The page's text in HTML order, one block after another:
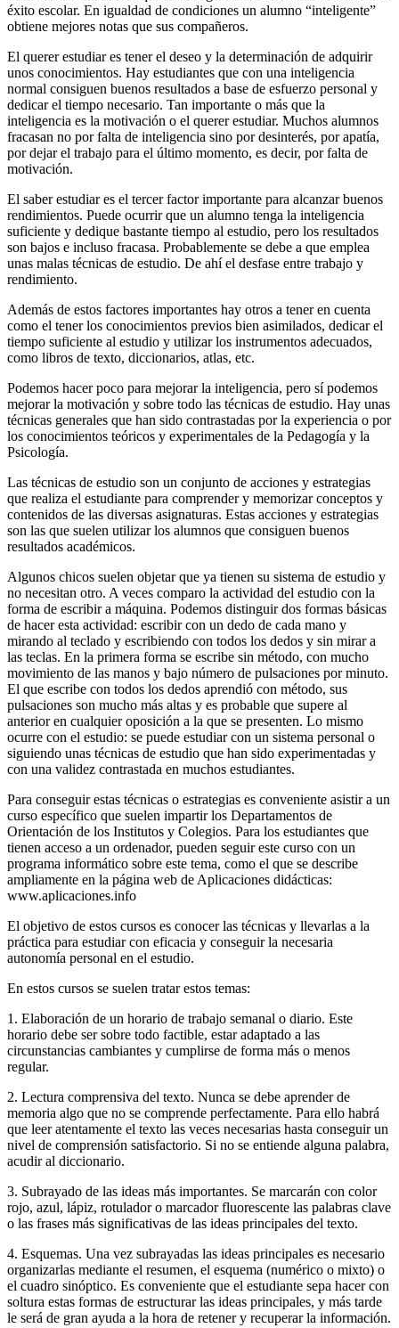
éxito escolar. En igualdad de condiciones un alumno “inteligente”
obtiene mejores notas que sus compañeros.
El querer estudiar es tener el deseo y la determinación de adquirir
unos conocimientos. Hay estudiantes que con una inteligencia
normal consiguen buenos resultados a base de esfuerzo personal y
dedicar el tiempo necesario. Tan importante o más que la
inteligencia es la motivación o el querer estudiar. Muchos alumnos
fracasan no por falta de inteligencia sino por desinterés, por apatía,
por dejar el trabajo para el último momento, es decir, por falta de
motivación.
El saber estudiar es el tercer factor importante para alcanzar buenos
rendimientos. Puede ocurrir que un alumno tenga la inteligencia
suficiente y dedique bastante tiempo al estudio, pero los resultados
son bajos e incluso fracasa. Probablemente se debe a que emplea
unas malas técnicas de estudio. De ahí el desfase entre trabajo y
rendimiento.
Además de estos factores importantes hay otros a tener en cuenta
como el tener los conocimientos previos bien asimilados, dedicar el
tiempo suficiente al estudio y utilizar los instrumentos adecuados,
como libros de texto, diccionarios, atlas, etc.
Podemos hacer poco para mejorar la inteligencia, pero sí podemos
mejorar la motivación y sobre todo las técnicas de estudio. Hay unas
técnicas generales que han sido contrastadas por la experiencia o por
los conocimientos teóricos y experimentales de la Pedagogía y la
Psicología.
Las técnicas de estudio son un conjunto de acciones y estrategias
que realiza el estudiante para comprender y memorizar conceptos y
contenidos de las diversas asignaturas. Estas acciones y estrategias
son las que suelen utilizar los alumnos que consiguen buenos
resultados académicos.
Algunos chicos suelen objetar que ya tienen su sistema de estudio y
no necesitan otro. A veces comparo la actividad del estudio con la
forma de escribir a máquina. Podemos distinguir dos formas básicas
de hacer esta actividad: escribir con un dedo de cada mano y
mirando al teclado y escribiendo con todos los dedos y sin mirar a
las teclas. En la primera forma se escribe sin método, con mucho
movimiento de las manos y bajo número de pulsaciones por minuto.
El que escribe con todos los dedos aprendió con método, sus
pulsaciones son mucho más altas y es probable que supere al
anterior en cualquier oposición a la que se presenten. Lo mismo
ocurre con el estudio: se puede estudiar con un sistema personal o
siguiendo unas técnicas de estudio que han sido experimentadas y
con una validez contrastada en muchos estudiantes.
Para conseguir estas técnicas o estrategias es conveniente asistir a un
curso específico que suelen impartir los Departamentos de
Orientación de los Institutos y Colegios. Para los estudiantes que
tienen acceso a un ordenador, pueden seguir este curso con un
programa informático sobre este tema, como el que se describe
ampliamente en la página web de Aplicaciones didácticas:
www.aplicaciones.info
El objetivo de estos cursos es conocer las técnicas y llevarlas a la
práctica para estudiar con eficacia y conseguir la necesaria
autonomía personal en el estudio.
En estos cursos se suelen tratar estos temas:
1. Elaboración de un horario de trabajo semanal o diario. Este
horario debe ser sobre todo factible, estar adaptado a las
circunstancias cambiantes y cumplirse de forma más o menos
regular.
2. Lectura comprensiva del texto. Nunca se debe aprender de
memoria algo que no se comprende perfectamente. Para ello habrá
que leer atentamente el texto las veces necesarias hasta conseguir un
nivel de comprensión satisfactorio. Si no se entiende alguna palabra,
acudir al diccionario.
3. Subrayado de las ideas más importantes. Se marcarán con color
rojo, azul, lápiz, rotulador o marcador fluorescente las palabras clave
o las frases más significativas de las ideas principales del texto.
4. Esquemas. Una vez subrayadas las ideas principales es necesario
organizarlas mediante el resumen, el esquema (numérico o mixto) o
el cuadro sinóptico. Es conveniente que el estudiante sepa hacer con
soltura estas formas de estructurar las ideas principales, y más tarde
le será de gran ayuda a la hora de retener y recuperar la información.